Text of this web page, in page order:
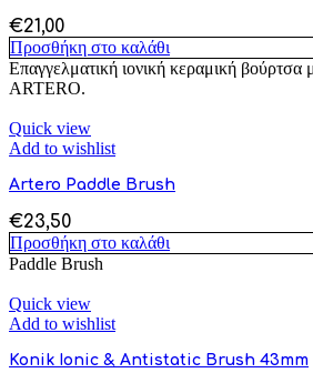
€21,00
Προσθήκη στο καλάθι
Επαγγελματική ιονική κεραμική
ARTERO.
Quick view
Add to wishlist
Artero Paddle Brush
€23,50
Προσθήκη στο καλάθι
Paddle Brush
Quick view
Add to wishlist
Konik Ionic & Antistatic Brush 43mm